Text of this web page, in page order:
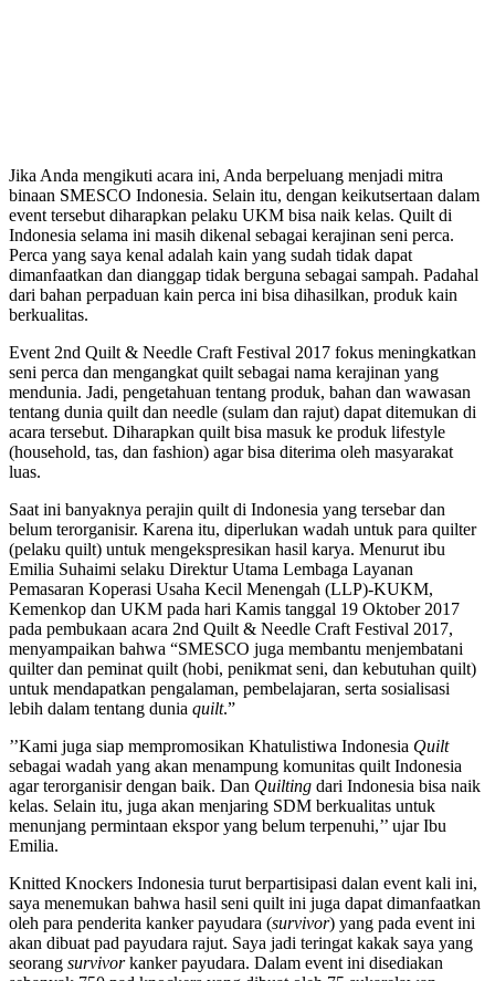
Jika Anda mengikuti acara ini, Anda berpeluang menjadi mitra
binaan SMESCO Indonesia. Selain itu, dengan keikutsertaan dalam
event tersebut diharapkan pelaku UKM bisa naik kelas. Quilt di
Indonesia selama ini masih dikenal sebagai kerajinan seni perca.
Perca yang saya kenal adalah kain yang sudah tidak dapat
dimanfaatkan dan dianggap tidak berguna sebagai sampah. Padahal
dari bahan perpaduan kain perca ini bisa dihasilkan, produk kain
berkualitas.
Event 2nd Quilt & Needle Craft Festival 2017 fokus meningkatkan
seni perca dan mengangkat quilt sebagai nama kerajinan yang
mendunia. Jadi, pengetahuan tentang produk, bahan dan wawasan
tentang dunia quilt dan needle (sulam dan rajut) dapat ditemukan di
acara tersebut. Diharapkan quilt bisa masuk ke produk lifestyle
(household, tas, dan fashion) agar bisa diterima oleh masyarakat
luas.
Saat ini banyaknya perajin quilt di Indonesia yang tersebar dan
belum terorganisir. Karena itu, diperlukan wadah untuk para quilter
(pelaku quilt) untuk mengekspresikan hasil karya. Menurut ibu
Emilia Suhaimi selaku Direktur Utama Lembaga Layanan
Pemasaran Koperasi Usaha Kecil Menengah (LLP)-KUKM,
Kemenkop dan UKM pada hari Kamis tanggal 19 Oktober 2017
pada pembukaan acara 2nd Quilt & Needle Craft Festival 2017,
menyampaikan bahwa “SMESCO juga membantu menjembatani
quilter dan peminat quilt (hobi, penikmat seni, dan kebutuhan quilt)
untuk mendapatkan pengalaman, pembelajaran, serta sosialisasi
lebih dalam tentang dunia quilt.”
’’Kami juga siap mempromosikan Khatulistiwa Indonesia Quilt
sebagai wadah yang akan menampung komunitas quilt Indonesia
agar terorganisir dengan baik. Dan Quilting dari Indonesia bisa naik
kelas. Selain itu, juga akan menjaring SDM berkualitas untuk
menunjang permintaan ekspor yang belum terpenuhi,’’ ujar Ibu
Emilia.
Knitted Knockers Indonesia turut berpartisipasi dalan event kali ini,
saya menemukan bahwa hasil seni quilt ini juga dapat dimanfaatkan
oleh para penderita kanker payudara (survivor) yang pada event ini
akan dibuat pad payudara rajut. Saya jadi teringat kakak saya yang
seorang survivorkanker payudara. Dalam event ini disediakan